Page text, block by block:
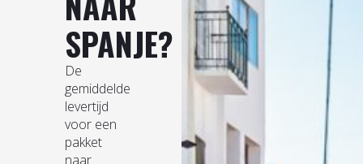
SPANJE?
De
gemiddelde
levertijd
voor een
pakket
naar